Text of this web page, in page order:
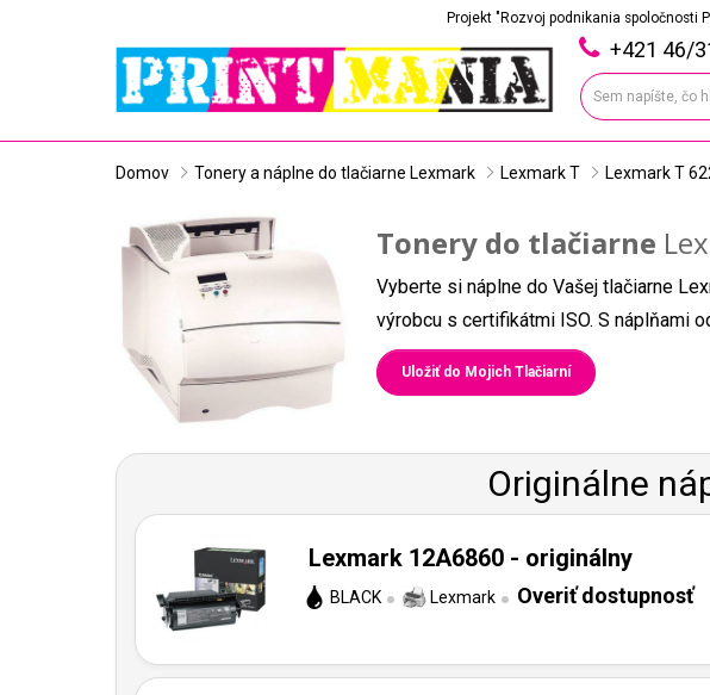
Projekt "Rozvoj podnikania spoločnosti
+421 46/
Domov Tonery a náplne do tlačiarne Lexmark Lexmark T Lexmark T
Tonery do tlačiarne
Vyberte si náplne do Vašej tlačiarne
výrobcu s certifikátmi ISO. S náplňami
Uložiť do Mojich Tlačiarní
Originálne
Lexmark 12A6860 - originálny
BLACK Lexmark Overiť dostupnosť